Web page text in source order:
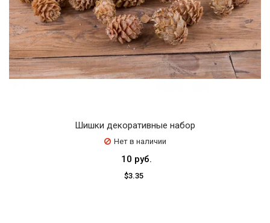
Шишки декоративные набор
Нет в наличии
10 руб.
$3.35